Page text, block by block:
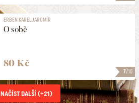
7/10
ERBEN KAREL JAROMÍR
O sobě
80 Kč
NAČÍST DALŠÍ (+21)